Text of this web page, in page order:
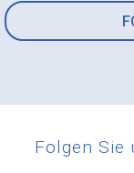
Folgen Sie